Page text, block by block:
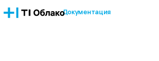
Документация